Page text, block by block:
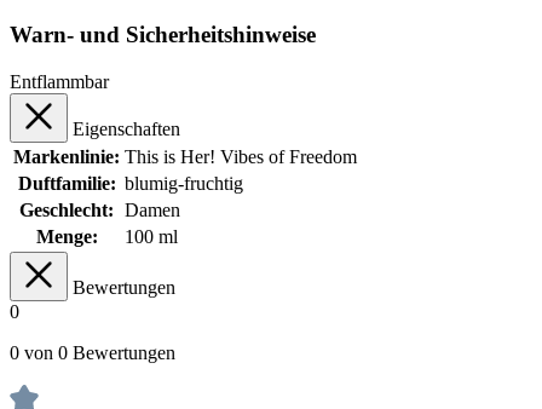
Warn- und Sicherheitshinweise
Entflammbar
Eigenschaften
Markenlinie: This is Her! Vibes of Freedom
Duftfamilie: blumig-fruchtig
Geschlecht: Damen
Menge:
100 ml
Bewertungen
0
0 von 0 Bewertungen